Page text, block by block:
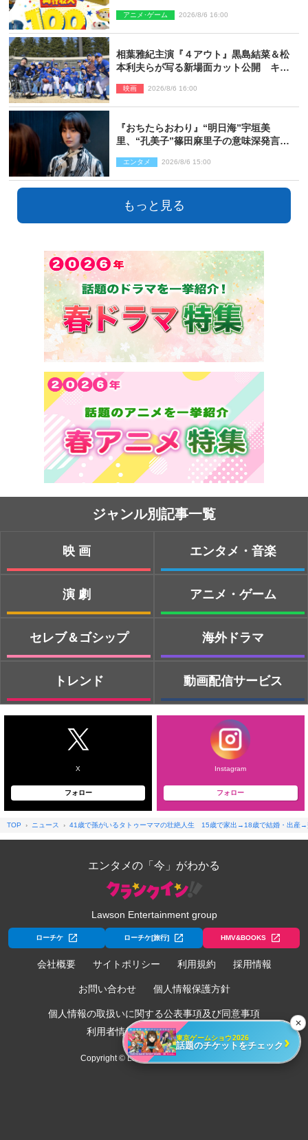
アニメ･ゲーム 2026/8/6 16:00
相葉雅紀主演『４アウト』黒島結菜＆松
本利夫らが写る新場面カット公開 キャ
映画 2026/8/6 16:00
『おちたらおわり』“明日海”宇垣美
里、“孔美子”篠田麻里子の意味深発言に
開」
エンタメ 2026/8/6 15:00
もっと見る
ジャンル別記事一覧
映画
演劇
セレブ＆ゴシップ
トレンド
エンタメ・音楽
アニメ・ゲーム
海外ドラマ
動画配信サービス
X
フォロー
Instagram
フォロー
TOP ニュース 41歳で孫がいるタトゥーママの壮絶人生 15歳で家出→18歳で結婚・出産→
エンタメの「今」がわかる
Lawson Entertainment group
ローチケ ローチケ[旅行] HMV&BOOKS
会社概要 サイトポリシー 利用規約 採用情報
お問い合わせ 個人情報保護方針
個人情報の取扱いに関する公表事項及び同意事項
利用者情報の外部送信について
Copyright © Lawson Entertainment, Inc.
✕
東京ゲームショウ2026
話題のチケットをチェック ›